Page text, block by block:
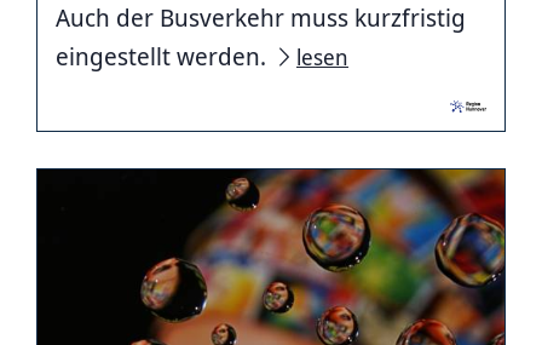
Auch der Busverkehr muss kurzfristig
eingestellt werden.
lesen